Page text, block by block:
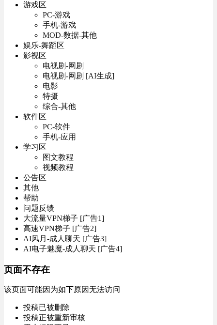
游戏区
PC-游戏
手机-游戏
MOD-数据-其他
娱乐-舞蹈区
影视区
电视剧-网剧
电视剧-网剧 [AI生成]
电影
特摄
综合-其他
软件区
PC-软件
手机-应用
学习区
图文教程
视频教程
公告区
其他
帮助
问题反馈
大流量VPN梯子 [广告1]
高速VPN梯子 [广告2]
AI风月-成人聊天 [广告3]
AI电子魅魔-成人聊天 [广告4]
页面不存在
该页面可能因为如下原因无法访问
投稿已被删除
投稿正被重新审核